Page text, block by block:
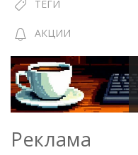
ТЕГИ
АКЦИИ
Реклама